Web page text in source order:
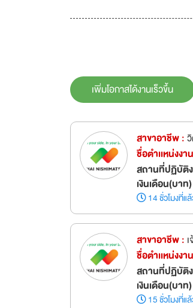
เพิ่มโอกาสได้งานเร็วขึ้น
สาขาอาชีพ :
ชื่อตำเเหน่งงา
สถานที่ปฏิบัติ
เงินเดือน(บาท
14 ชั่วโมงที่แ
สาขาอาชีพ :
ชื่อตำเเหน่งงา
สถานที่ปฏิบัติ
เงินเดือน(บาท
15 ชั่วโมงที่แ